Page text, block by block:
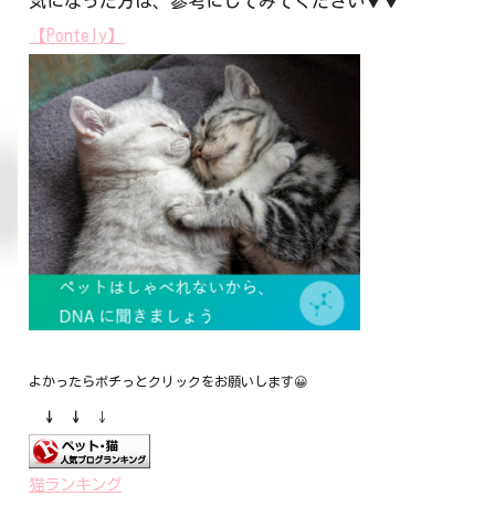
【Pontely】
よかったらポチっとクリックをお願いします😀
↓ ↓ ↓
猫ランキング